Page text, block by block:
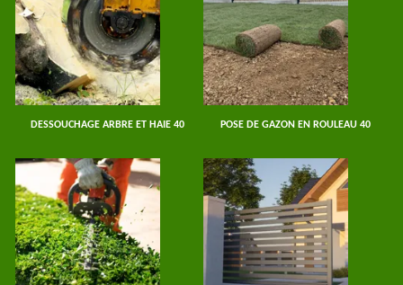
DESSOUCHAGE ARBRE ET HAIE 40 POSE DE GAZON EN ROULEAU 40